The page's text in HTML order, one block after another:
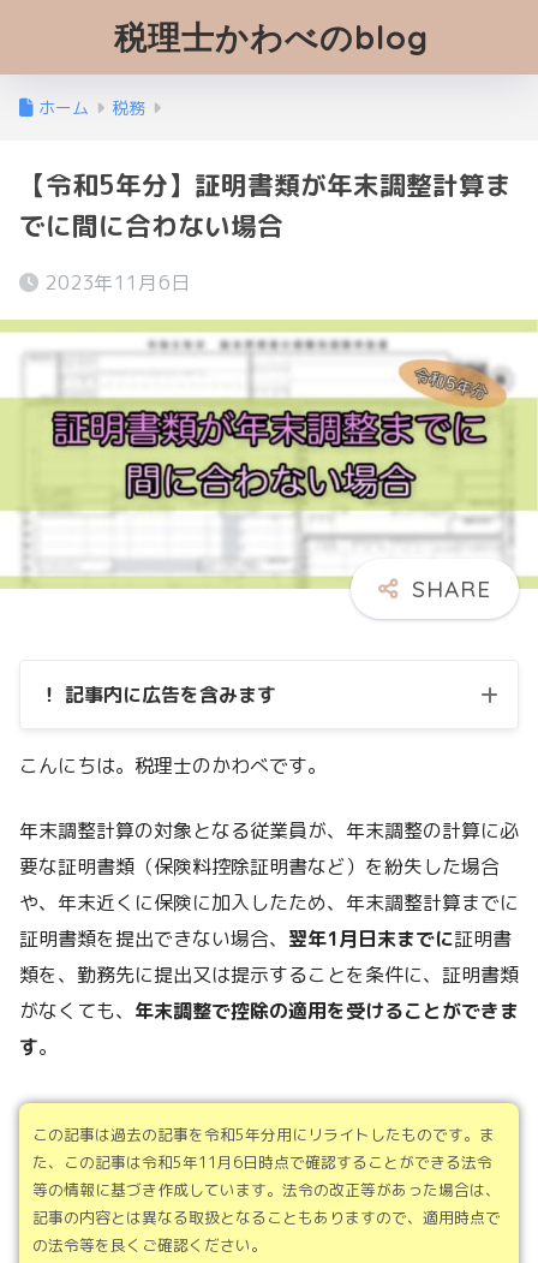
税理士かわべのblog
ホーム 税務
【令和5年分】証明書類が年末調整計算ま
でに間に合わない場合
2023年11月6日
！ 記事内に広告を含みます
こんにちは。税理士のかわべです。
年末調整計算の対象となる従業員が、年末調整の計算に必
要な証明書類（保険料控除証明書など）を紛失した場合
や、年末近くに保険に加入したため、年末調整計算までに
証明書類を提出できない場合、 翌年1月日末までに証明書
類を、勤務先に提出又は提示することを条件に、証明書類
がなくても、 年末調整で控除の適用を受けることができま
す。
この記事は過去の記事を令和5年分用にリライトしたものです。ま
た、この記事は令和5年11月6日時点で確認することができる法令
等の情報に基づき作成しています。法令の改正等があった場合は、
記事の内容とは異なる取扱となることもありますので、適用時点で
の法令等を良くご確認ください。